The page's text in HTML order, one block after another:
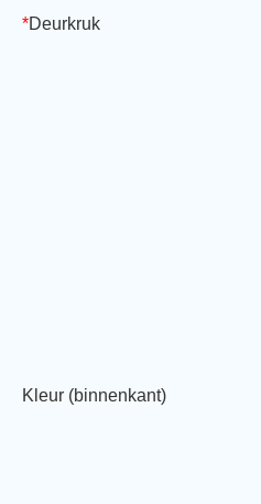
*Deurkruk
Kleur (binnenkant)